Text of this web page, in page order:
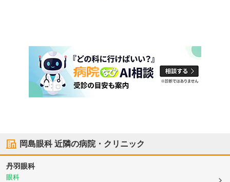
岡島眼科近隣の病院・クリニック
丹羽眼科
眼科